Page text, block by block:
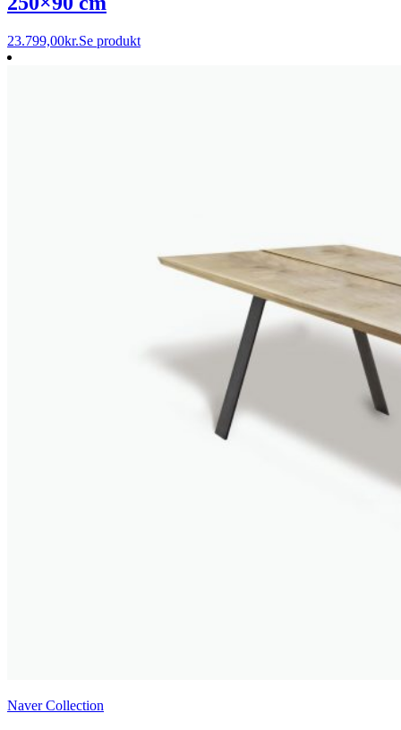
23.799,00kr.Se produkt
Naver Collection